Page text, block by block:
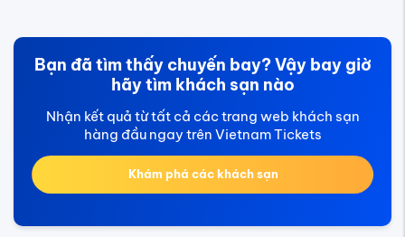
Bạn đã tìm thấy chuyến bay? Vậy bay giờ
hãy tìm khách sạn nào
Nhận kết quả từ tất cả các trang web khách sạn
hàng đầu ngay trên Vietnam Tickets
Khám phá các khách sạn